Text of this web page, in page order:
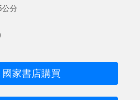
公分
國家書店購買